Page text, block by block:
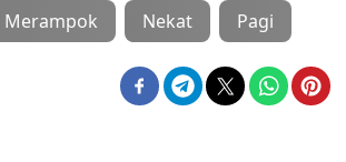
Merampok Nekat Pagi